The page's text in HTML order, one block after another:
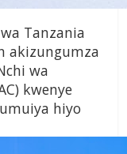
Tanzania
akizungumza
wa
kwenye
hiyo